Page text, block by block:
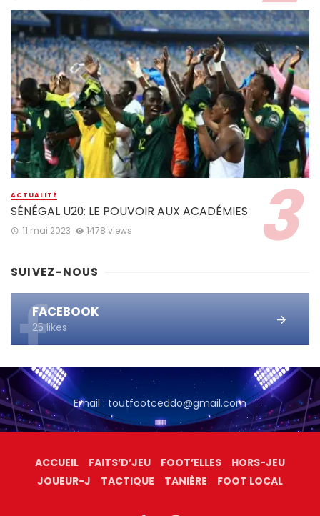
ACTUALITÉ
SÉNÉGAL U20: LE POUVOIR AUX ACADÉMIES
11 mai 2023 1478 views
SUIVEZ-NOUS
FACEBOOK
25 likes
Email : toutfootceddo@gmail.com
ACCUEIL FAITS’D’JEU FOOT’ELLES
HORS-JEU
JOUEUR-J
TACTIQUE TANIÈRE FOOT LOCAL